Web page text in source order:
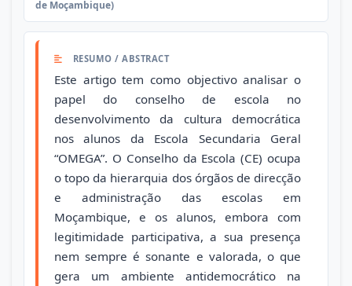
de Moçambique)
RESUMO / ABSTRACT
Este artigo tem como objectivo analisar o
papel do conselho de escola no
desenvolvimento da cultura democrática
nos alunos da Escola Secundaria Geral
“OMEGA”. O Conselho da Escola (CE) ocupa
o topo da hierarquia dos órgãos de direcção
e administração das escolas em
Moçambique, e os alunos, embora com
legitimidade participativa, a sua presença
nem sempre é sonante e valorada, o que
gera um ambiente antidemocrático na